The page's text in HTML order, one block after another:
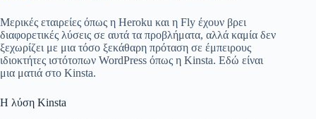
Μερικές εταιρείες όπως η Heroku και η Fly έχουν βρει
διαφορετικές λύσεις σε αυτά τα προβλήματα, αλλά καμία δεν
ξεχωρίζει με μια τόσο ξεκάθαρη πρόταση σε έμπειρους
ιδιοκτήτες ιστότοπων WordPress όπως η Kinsta. Εδώ είναι
μια ματιά στο Kinsta.
Η λύση Kinsta